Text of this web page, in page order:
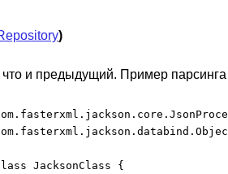
)
что и предыдущий. Пример
JacksonClass {